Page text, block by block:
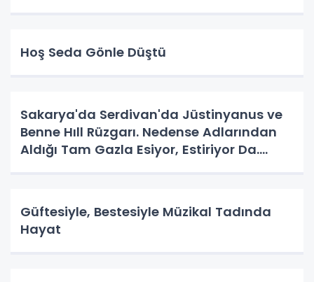
Hoş Seda Gönle Düştü
Sakarya'da Serdivan'da Jüstinyanus ve
Benne Hıll Rüzgarı. Nedense Adlarından
Aldığı Tam Gazla Esiyor, Estiriyor Da.
Güftesiyle, Bestesiyle Müzikal Tadında
Hayat